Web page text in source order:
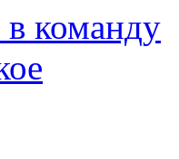
команду